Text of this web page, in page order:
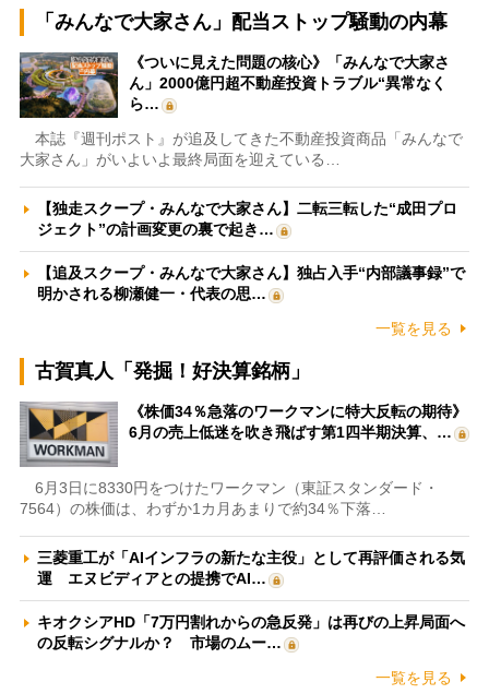
「みんなで大家さん」配当ストップ騒動の内幕
《ついに見えた問題の核心》「みんなで大家さ
ん」2000億円超不動産投資トラブル“異常なく
ら…
本誌『週刊ポスト』が追及してきた不動産投資商品「みんなで
大家さん」がいよいよ最終局面を迎えている…
【独走スクープ・みんなで大家さん】二転三転した“成田プロ
ジェクト”の計画変更の裏で起き…
【追及スクープ・みんなで大家さん】独占入手“内部議事録”で
明かされる柳瀬健一・代表の思…
一覧を見る
古賀真人「発掘！好決算銘柄」
《株価34％急落のワークマンに特大反転の期待》
6月の売上低迷を吹き飛ばす第1四半期決算、…
6月3日に8330円をつけたワークマン（東証スタンダード・
7564）の株価は、わずか1カ月あまりで約34％下落…
三菱重工が「AIインフラの新たな主役」として再評価される気
運 エヌビディアとの提携でAI…
キオクシアHD「7万円割れからの急反発」は再びの上昇局面へ
の反転シグナルか？ 市場のムー…
一覧を見る